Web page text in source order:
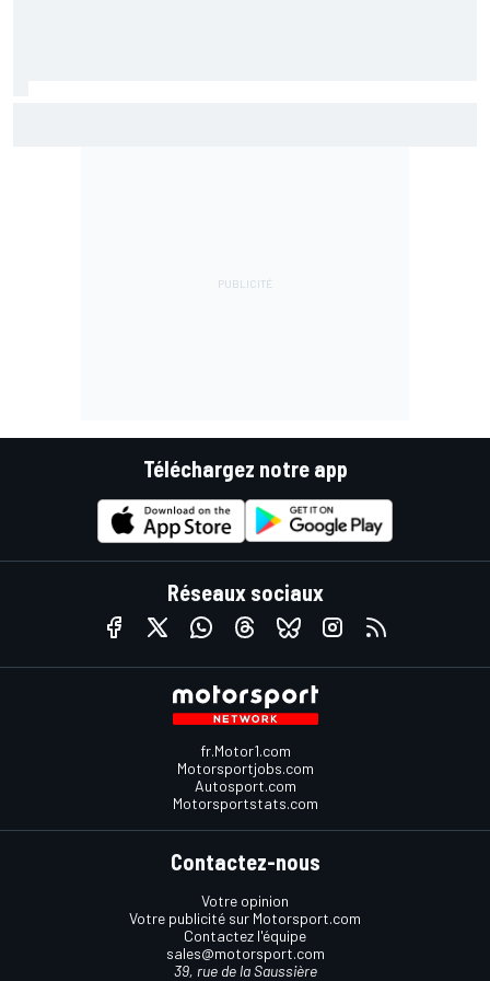
Téléchargez notre app
Réseaux sociaux
fr.Motor1.com
Motorsportjobs.com
Autosport.com
Motorsportstats.com
Contactez-nous
Votre opinion
Votre publicité sur Motorsport.com
Contactez l'équipe
sales@motorsport.com
39, rue de la Saussière